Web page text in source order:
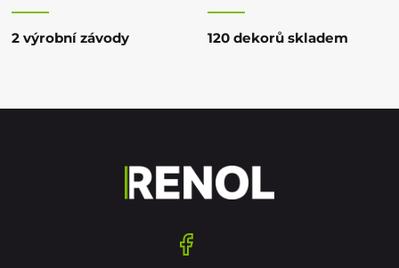
2 výrobní závody 120 dekorů skladem